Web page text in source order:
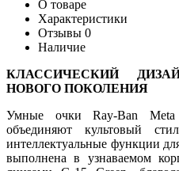
О товаре
Характеристики
Отзывы 0
Наличие
КЛАССИЧЕСКИЙ
НОВОГО ПОКОЛЕНИЯ
Умные очки Ray-Ban
объединяют культовый
интеллектуальные функции
выполнена в узнаваемом